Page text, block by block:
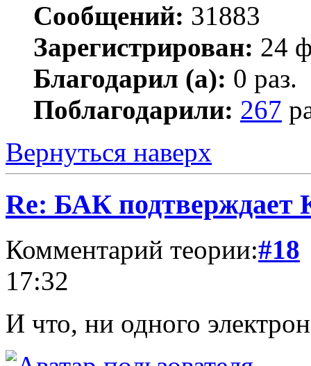
Сообщений: 31883
Зарегистрирован: 24
Благодарил (а): 0 раз.
Поблагодарили: 267
Вернуться наверх
Re: БАК
Комментарий теории:#18
17:32
И что, ни одного